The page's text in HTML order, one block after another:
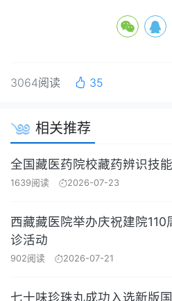
3064阅读 35
相关推荐
全国藏医药院校藏药辨识技
1639阅读 2026-07-23
西藏藏医院举办庆祝建院110
诊活动
902阅读 2026-07-21
七十味珍珠丸成功入选新版